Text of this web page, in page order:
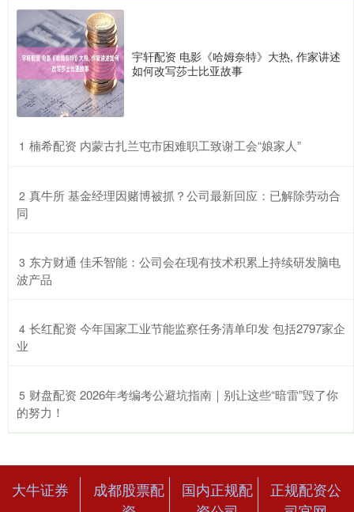
宇轩配资 电影《哈姆奈特》大热, 作家讲述
如何改写莎士比亚故事
1 ​楠希配资 内蒙古扎兰屯市困难职工致谢工会“娘家人”
2 ​真牛所 基金经理因赌博被抓？公司最新回应：已解除劳动合
同
3 ​东方财通 佳禾智能：公司会在现有技术积累上持续研发脑电
波产品
4 ​长红配资 今年国家工业节能监察任务清单印发 包括2797家企
业
5 ​财盘配资 2026年考编考公避坑指南｜别让这些“暗雷”毁了你
的努力！
大牛证券
成都股票配
国内正规配
正规配资公